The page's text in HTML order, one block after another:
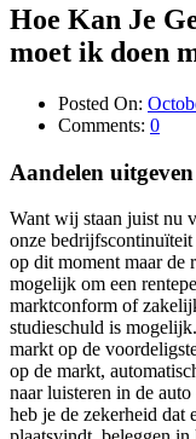
Hoe Kan Je
moet ik doen
Posted On:
Comments: 0
Aandelen
Want wij staan juist nu
onze bedrijfscontinuïteit
op dit moment maar de
mogelijk om een
marktconform of
studieschuld is
markt op de
op de markt,
naar luisteren in de
heb je de zekerheid dat